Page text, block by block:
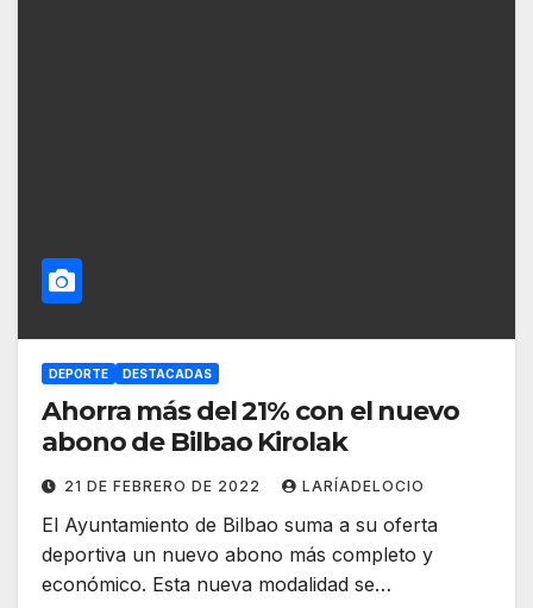
DEPORTE DESTACADAS
Ahorra más del 21% con el nuevo
abono de Bilbao Kirolak
21 DE FEBRERO DE 2022 LARÍADELOCIO
El Ayuntamiento de Bilbao suma a su oferta
deportiva un nuevo abono más completo y
económico. Esta nueva modalidad se…